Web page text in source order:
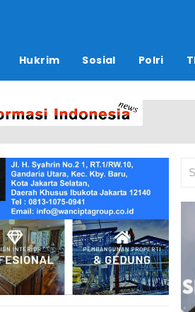
Hukrim Sosial Polri